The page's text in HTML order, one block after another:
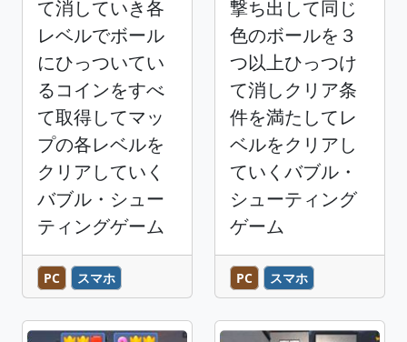
て消していき各
レベルでボール
にひっついてい
るコインをすべ
て取得してマッ
プの各レベルを
クリアしていく
バブル・シュー
ティングゲーム
PC スマホ
撃ち出して同じ
色のボールを３
つ以上ひっつけ
て消しクリア条
件を満たしてレ
ベルをクリアし
ていくバブル・
シューティング
ゲーム
PC スマホ